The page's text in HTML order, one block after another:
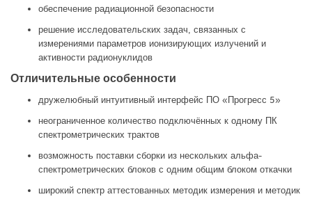
обеспечение радиационной безопасности
решение исследовательских задач, связанных с
измерениями параметров ионизирующих излучений и
активности радионуклидов
Отличительные особенности
дружелюбный интуитивный интерфейс ПО «Прогресс 5»
неограниченное количество подключённых к одному ПК
спектрометрических трактов
возможность поставки сборки из нескольких альфа-
спектрометрических блоков с одним общим блоком откачки
широкий спектр аттестованных методик измерения и методик